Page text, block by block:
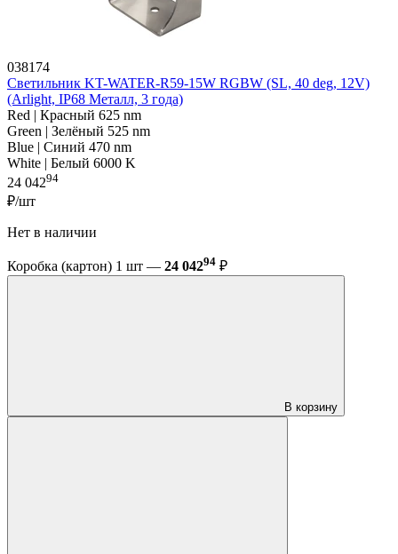
038174
Светильник KT-WATER-R59-15W RGBW (SL, 40 deg, 12V)
(Arlight, IP68 Металл, 3 года)
Red | Красный 625 nm
Green | Зелёный 525 nm
Blue | Синий 470 nm
White | Белый 6000 K
24 04294
₽/шт
Нет в наличии
Коробка (картон) 1 шт — 24 04294 ₽
В корзину